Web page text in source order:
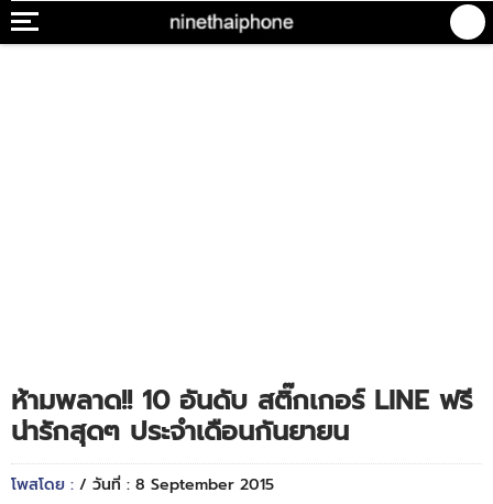
ห้ามพลาด!! 10 อันดับ สติ๊กเกอร์ LINE ฟรี
น่ารักสุดๆ ประจำเดือนกันยายน
โพสโดย : / วันที่ : 8 September 2015